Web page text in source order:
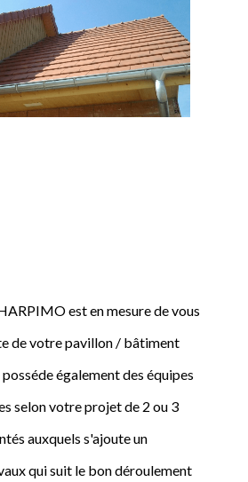
est en mesure de vous
de votre pavillon / bâtiment
également des équipes
selon votre projet de 2 ou 3
auxquels s'ajoute un
qui suit le bon déroulement